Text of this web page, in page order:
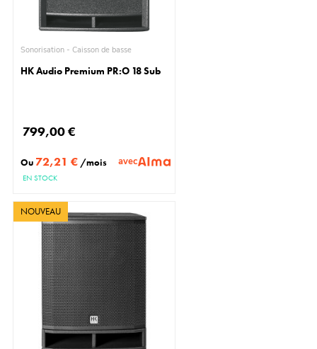
Sonorisation - Caisson de basse
HK Audio Premium PR:O 18 Sub
799,00 €
Ou 72,21 € /mois avec
EN STOCK
NOUVEAU